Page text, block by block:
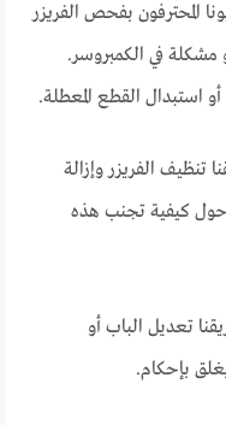
المحترفون بفحص الفريزر
مشكلة في الكمبروسر.
استبدال القطع المعطلة.
تنظيف الفريزر وإزالة
حول كيفية تجنب هذه
تعديل الباب أو
بإحكام.